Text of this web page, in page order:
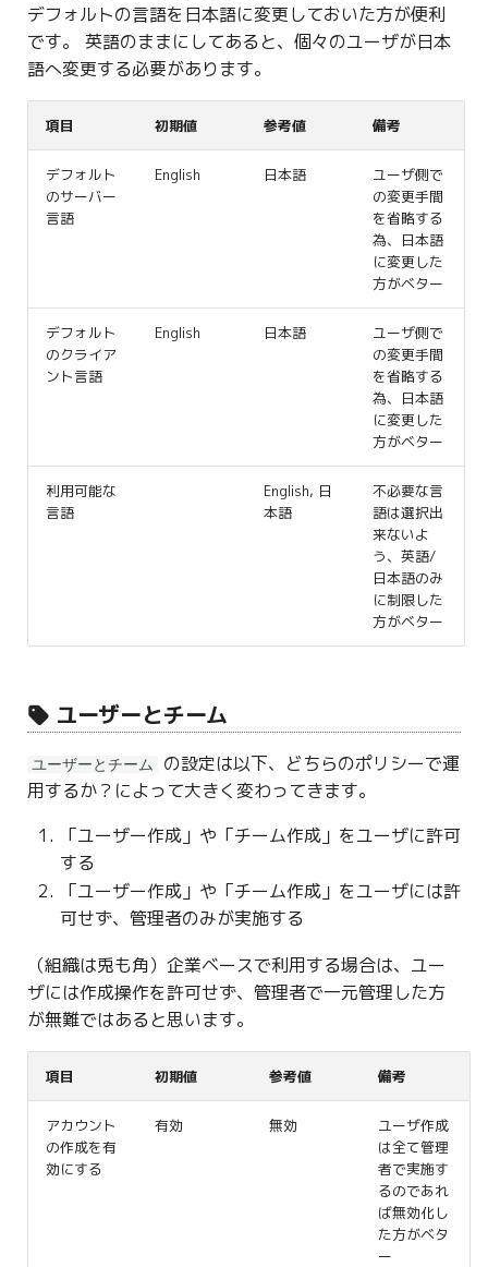
デフォルトの言語を日本語に変更しておいた方が便利
です。 英語のままにしてあると、個々のユーザが日本
語へ変更する必要があります。
項目 初期値 参考値 備考
デフォルト
のサーバー
言語
English 日本語
ユーザ側で
の変更手間
を省略する
為、日本語
に変更した
方がベター
デフォルト
のクライア
ント言語
English 日本語
ユーザ側で
の変更手間
を省略する
為、日本語
に変更した
方がベター
利用可能な
言語
English, 日
本語
不必要な言
語は選択出
来ないよ
う、英語/
日本語のみ
に制限した
方がベター
ユーザーとチーム
ユーザーとチーム
の設定は以下、どちらのポリシーで運
用するか？によって大きく変わってきます。
「ユーザー作成」や「チーム作成」をユーザに許可
する
「ユーザー作成」や「チーム作成」をユーザには許
可せず、管理者のみが実施する
（組織は兎も角）企業ベースで利用する場合は、ユー
ザには作成操作を許可せず、管理者で一元管理した方
が無難ではあると思います。
項目 初期値 参考値 備考
アカウント
の作成を有
効にする
有効 無効
ユーザ作成
は全て管理
者で実施す
るのであれ
ば無効化し
た方がベタ
ー